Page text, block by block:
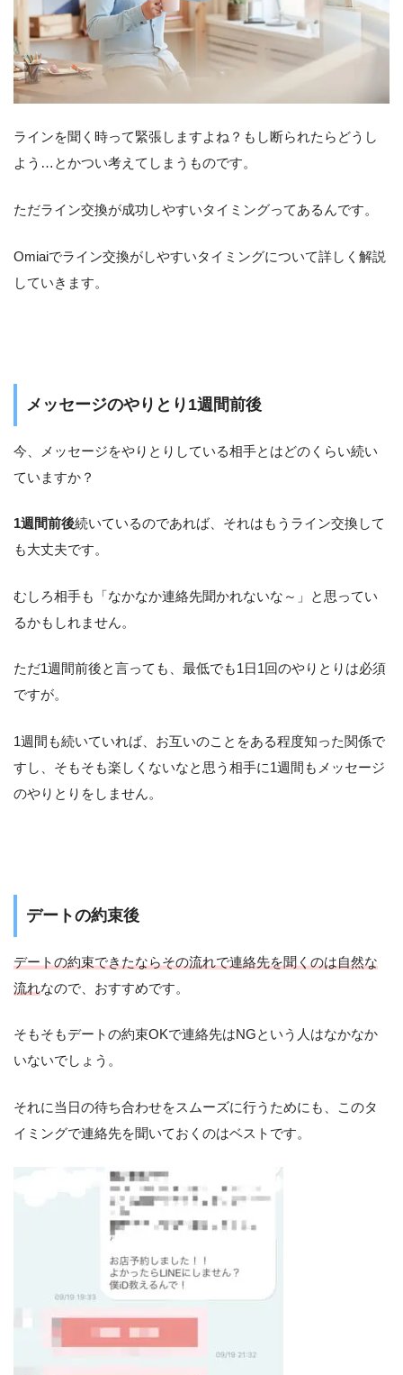
ラインを聞く時って緊張しますよね？もし断られたらどうし
よう…とかつい考えてしまうものです。
ただライン交換が成功しやすいタイミングってあるんです。
Omiaiでライン交換がしやすいタイミングについて詳しく解説
していきます。
メッセージのやりとり1週間前後
今、メッセージをやりとりしている相手とはどのくらい続い
ていますか？
1週間前後続いているのであれば、それはもうライン交換して
も大丈夫です。
むしろ相手も「なかなか連絡先聞かれないな～」と思ってい
るかもしれません。
ただ1週間前後と言っても、最低でも1日1回のやりとりは必須
ですが。
1週間も続いていれば、お互いのことをある程度知った関係で
すし、そもそも楽しくないなと思う相手に1週間もメッセージ
のやりとりをしません。
デートの約束後
デートの約束できたならその流れで連絡先を聞くのは自然な
流れなので、おすすめです。
そもそもデートの約束OKで連絡先はNGという人はなかなか
いないでしょう。
それに当日の待ち合わせをスムーズに行うためにも、このタ
イミングで連絡先を聞いておくのはベストです。